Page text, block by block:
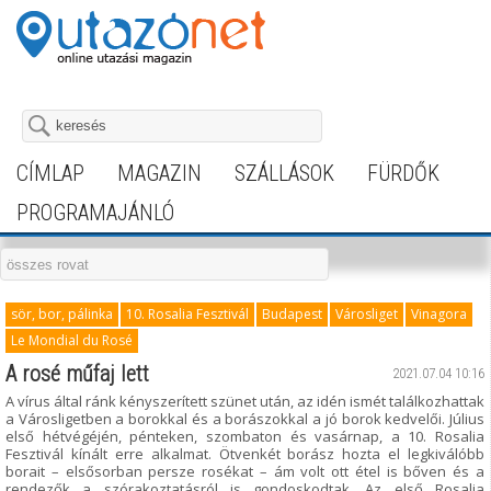
CÍMLAP MAGAZIN SZÁLLÁSOK
FÜRDŐK
PROGRAMAJÁNLÓ
sör, bor, pálinka 10. Rosalia Fesztivál Budapest Városliget
Vinagora
Le Mondial du Rosé
2021.07.04 10:16
A rosé műfaj lett
A vírus által ránk kényszerített szünet után, az idén ismét találkozhattak
a Városligetben a borokkal és a borászokkal a jó borok kedvelői. Július
első hétvégéjén, pénteken, szombaton és vasárnap, a 10. Rosalia
Fesztivál kínált erre alkalmat. Ötvenkét borász hozta el legkiválóbb
borait – elsősorban persze rosékat – ám volt ott étel is bőven és a